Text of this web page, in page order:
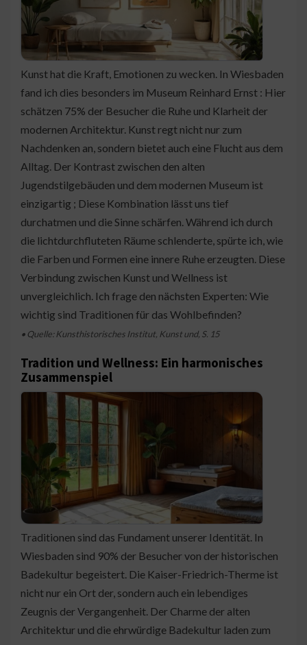
Kunst hat die Kraft, Emotionen zu wecken. In Wiesbaden
fand ich dies besonders im Museum Reinhard Ernst : Hier
schätzen 75% der Besucher die Ruhe und Klarheit der
modernen Architektur. Kunst regt nicht nur zum
Nachdenken an, sondern bietet auch eine Flucht aus dem
Alltag. Der Kontrast zwischen den alten
Jugendstilgebäuden und dem modernen Museum ist
einzigartig ; Diese Kombination lässt uns tief
durchatmen und die Sinne schärfen. Während ich durch
die lichtdurchfluteten Räume schlenderte, spürte ich, wie
die Farben und Formen eine innere Ruhe erzeugten. Diese
Verbindung zwischen Kunst und Wellness ist
unvergleichlich. Ich frage den nächsten Experten: Wie
wichtig sind Traditionen für das Wohlbefinden?
• Quelle: Kunsthistorisches Institut, Kunst und, S. 15
Tradition und Wellness: Ein harmonisches
Zusammenspiel
Traditionen sind das Fundament unserer Identität. In
Wiesbaden sind 90% der Besucher von der historischen
Badekultur begeistert. Die Kaiser-Friedrich-Therme ist
nicht nur ein Ort der, sondern auch ein lebendiges
Zeugnis der Vergangenheit. Der Charme der alten
Architektur und die ehrwürdige Badekultur laden zum